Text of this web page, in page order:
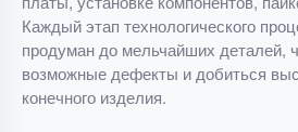
Каждый этап технологического
продуман до мельчайших деталей,
возможные дефекты и добиться
конечного изделия.